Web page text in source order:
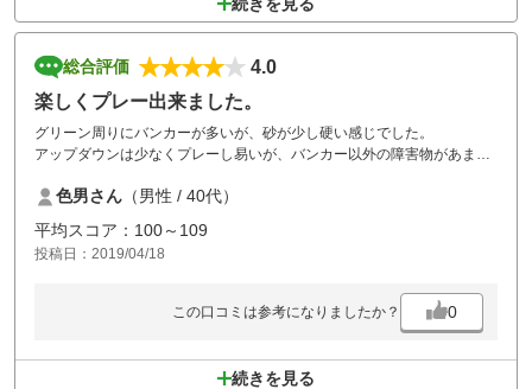
総合評価
4.0
楽しくプレー出来ました。
グリーン周りにバンカーが多いが、砂が少し硬い感じでした。
アップダウンは少なくプレーし易いが、バンカー以外の障害物があまり
ランチのメニューはバリエーションも豊富で美味しかったが、量は少な
めです。
トイレが狭くて朝混んでました。
色男さん （男性 / 40代）
平均スコア：100～109
投稿日：2019/04/18
この口コミは参考になりましたか？ 0
続きを見る